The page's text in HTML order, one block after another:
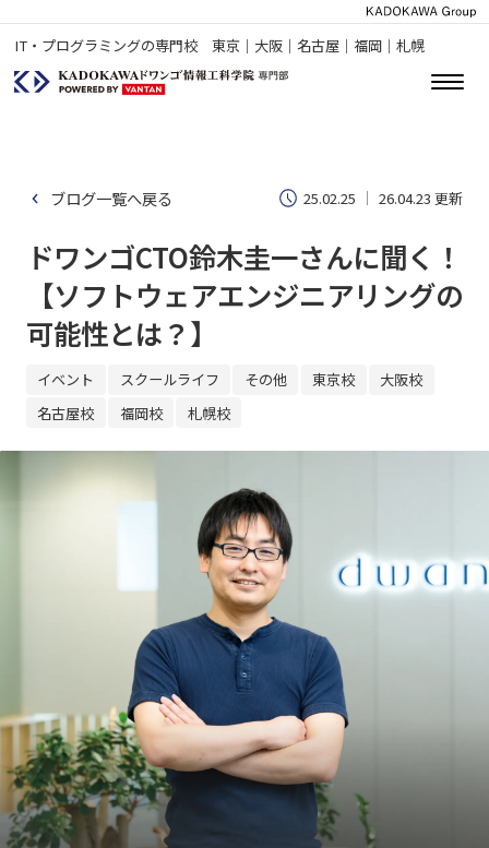
IT・プログラミングの専門校 東京｜大阪｜名古屋｜福岡｜札幌
ブログ一覧へ戻る 25.02.25 26.04.23 更新
ドワンゴCTO鈴木圭一さんに聞く！
【ソフトウェアエンジニアリングの
可能性とは？】
イベント スクールライフ その他 東京校
大阪校
名古屋校
福岡校 札幌校